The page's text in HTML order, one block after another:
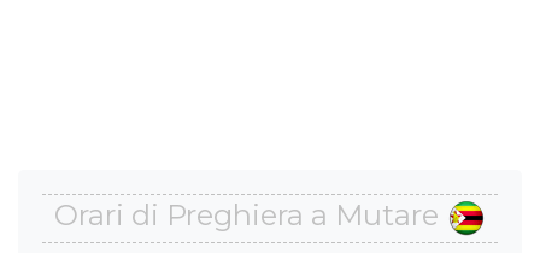
Orari di Preghiera a Mutare